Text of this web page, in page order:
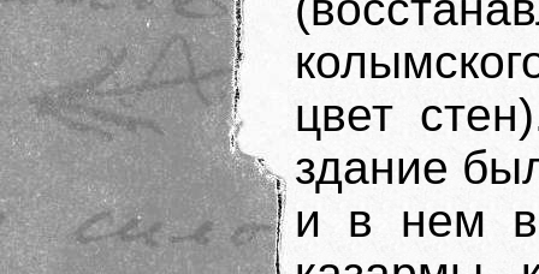
цвет
здание
и в нем в